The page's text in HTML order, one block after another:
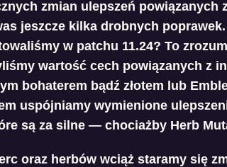
zmian ulepszeń powiązanych
jeszcze kilka drobnych
w patchu 11.24? To
wartość cech powiązanych z
bohaterem bądź złotem lub
uspójniamy wymienione
są za silne — chociażby Herb
oraz herbów wciąż staramy się